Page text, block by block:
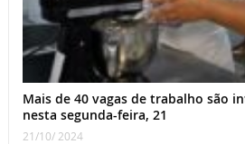
Mais de 40 vagas de trabalho são
nesta segunda-feira, 21
21/10/ 2024